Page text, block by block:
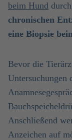
beim Hund
chronischen
eine Biopsie
Bevor die
Untersuchungen
Anschließend
Anzeichen auf